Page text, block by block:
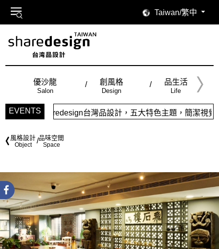
Taiwan/繁中
優沙龍
Salon
創風格
Design
品生活
Life
EVENTS
台灣品設計，五大特色主題，簡潔視覺配色，帶給你最舒
風格設計
Object
品味空間
Space